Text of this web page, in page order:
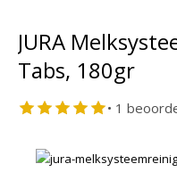
JURA
Tabs, 180gr
• 1